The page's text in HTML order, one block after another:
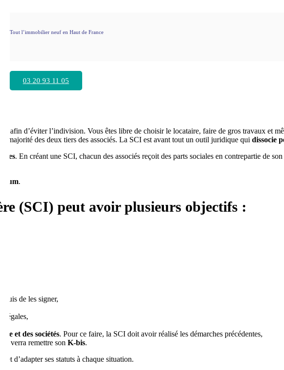
Tout l’immobilier neuf en Haut de France
03 20 93 11 05
afin d’éviter l’indivision. Vous êtes libre de choisir le locataire, faire de gros travaux et
majorité des deux tiers des associés. La SCI est avant tout un outil juridique qui dissocie
. En créant une SCI, chacun des associés reçoit des parts sociales en contrepartie de
.
(SCI) peut avoir plusieurs objectifs :
puis de les signer,
légales,
et des sociétés. Pour ce faire, la SCI doit avoir réalisé les démarches précédentes,
verra remettre son K-bis.
d’adapter ses statuts à chaque situation.